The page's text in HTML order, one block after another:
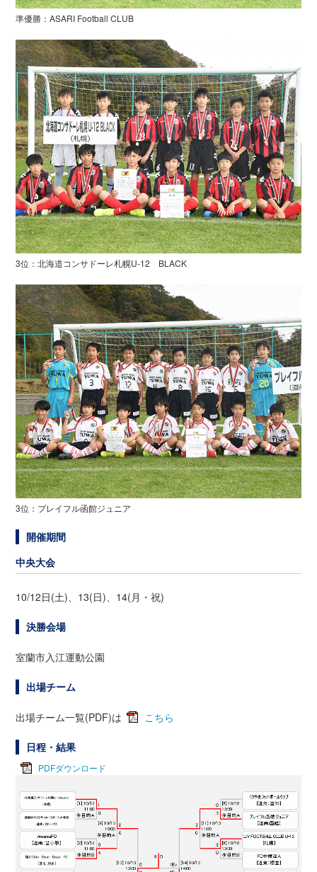
準優勝：ASARI Football CLUB
3位：北海道コンサドーレ札幌U-12 BLACK
3位：プレイフル函館ジュニア
開催期間
中央大会
10/12日(土)、13(日)、14(月・祝)
決勝会場
室蘭市入江運動公園
出場チーム
出場チーム一覧(PDF)は こちら
日程・結果
PDFダウンロード